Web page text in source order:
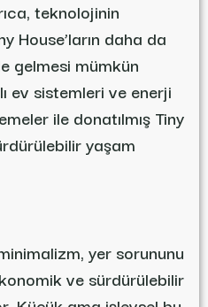
teknolojinin
House’ların daha da
gelmesi mümkün
ev sistemleri ve enerji
ile donatılmış Tiny
yaşam
yer sorununu
ve sürdürülebilir